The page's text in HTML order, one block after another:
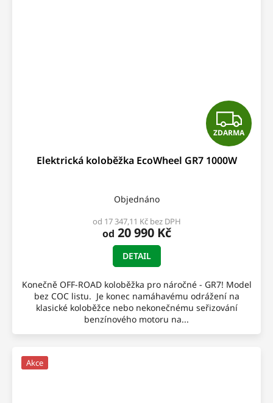
Z
D
ZDARMA
Elektrická koloběžka EcoWheel GR7 1000W
Objednáno
od 17 347,11 Kč bez DPH
od 20 990 Kč
DETAIL
Konečně OFF-ROAD koloběžka pro náročné - GR7! Model
bez COC listu. Je konec namáhavému odrážení na
klasické koloběžce nebo nekonečnému seřizování
benzínového motoru na...
Akce